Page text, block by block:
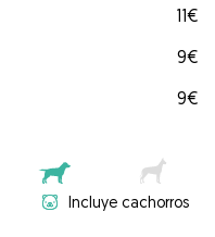
11€
9€
9€
Incluye cachorros